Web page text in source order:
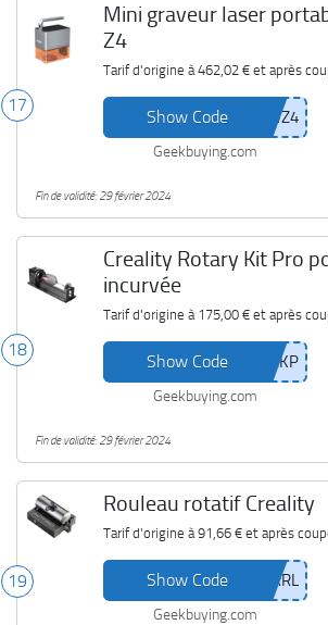
17
Mini graveur laser
Z4
Tarif d'origine à462,02 €et après
Show Code
Geekbuying.com
Fin de validité: 29 février 2024
18
Creality Rotary Kit Pro
incurvée
Tarif d'origine à 175,00 €et après
Show Code
Geekbuying.com
Fin de validité: 29 février 2024
19
Rouleau rotatif Creality
Tarif d'origine à91,66 €et après
Show Code
Geekbuying.com